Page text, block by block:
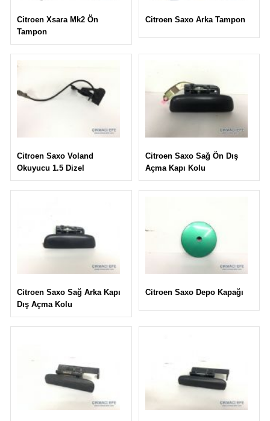
Citroen Xsara Mk2 Ön
Tampon
Citroen Saxo Arka Tampon
Citroen Saxo Voland
Okuyucu 1.5 Dizel
Citroen Saxo Sağ Ön Dış
Açma Kapı Kolu
Citroen Saxo Sağ Arka Kapı
Dış Açma Kolu
Citroen Saxo Depo Kapağı